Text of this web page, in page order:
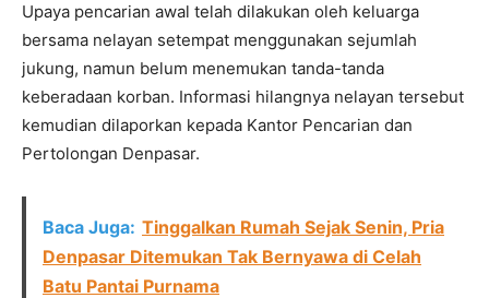
Upaya pencarian awal telah dilakukan oleh keluarga
bersama nelayan setempat menggunakan sejumlah
jukung, namun belum menemukan tanda-tanda
keberadaan korban. Informasi hilangnya nelayan tersebut
kemudian dilaporkan kepada Kantor Pencarian dan
Pertolongan Denpasar.
Baca Juga: Tinggalkan Rumah Sejak Senin, Pria
Denpasar Ditemukan Tak Bernyawa di Celah
Batu Pantai Purnama